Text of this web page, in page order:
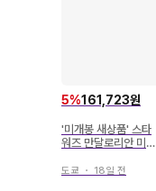
5%161,723원
'미개봉 새상품' 스타
워즈 만달로리안 미니
도쿄 ・ 18일 전